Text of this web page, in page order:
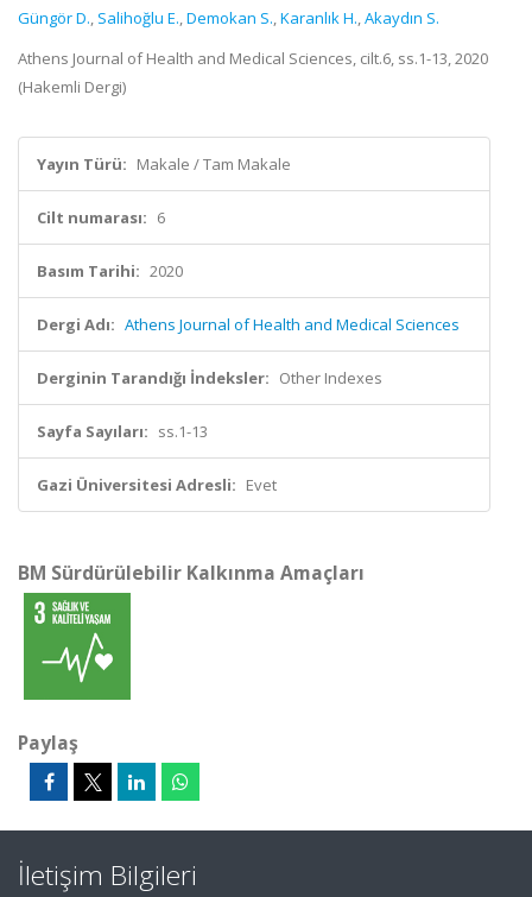
Güngör D., Salihoğlu E.,Demokan S.,Karanlık H.,Akaydın S.
Athens Journal of Health and Medical Sciences, cilt.6, ss.1-13, 2020
(Hakemli Dergi)
Yayın Türü: Makale / Tam Makale
Cilt numarası: 6
Basım Tarihi: 2020
Dergi Adı: Athens Journal of Health and Medical Sciences
Derginin Tarandığı İndeksler: Other Indexes
Sayfa Sayıları: ss.1-13
Gazi Üniversitesi Adresli: Evet
BM Sürdürülebilir Kalkınma Amaçları
Paylaş
İletişim Bilgileri